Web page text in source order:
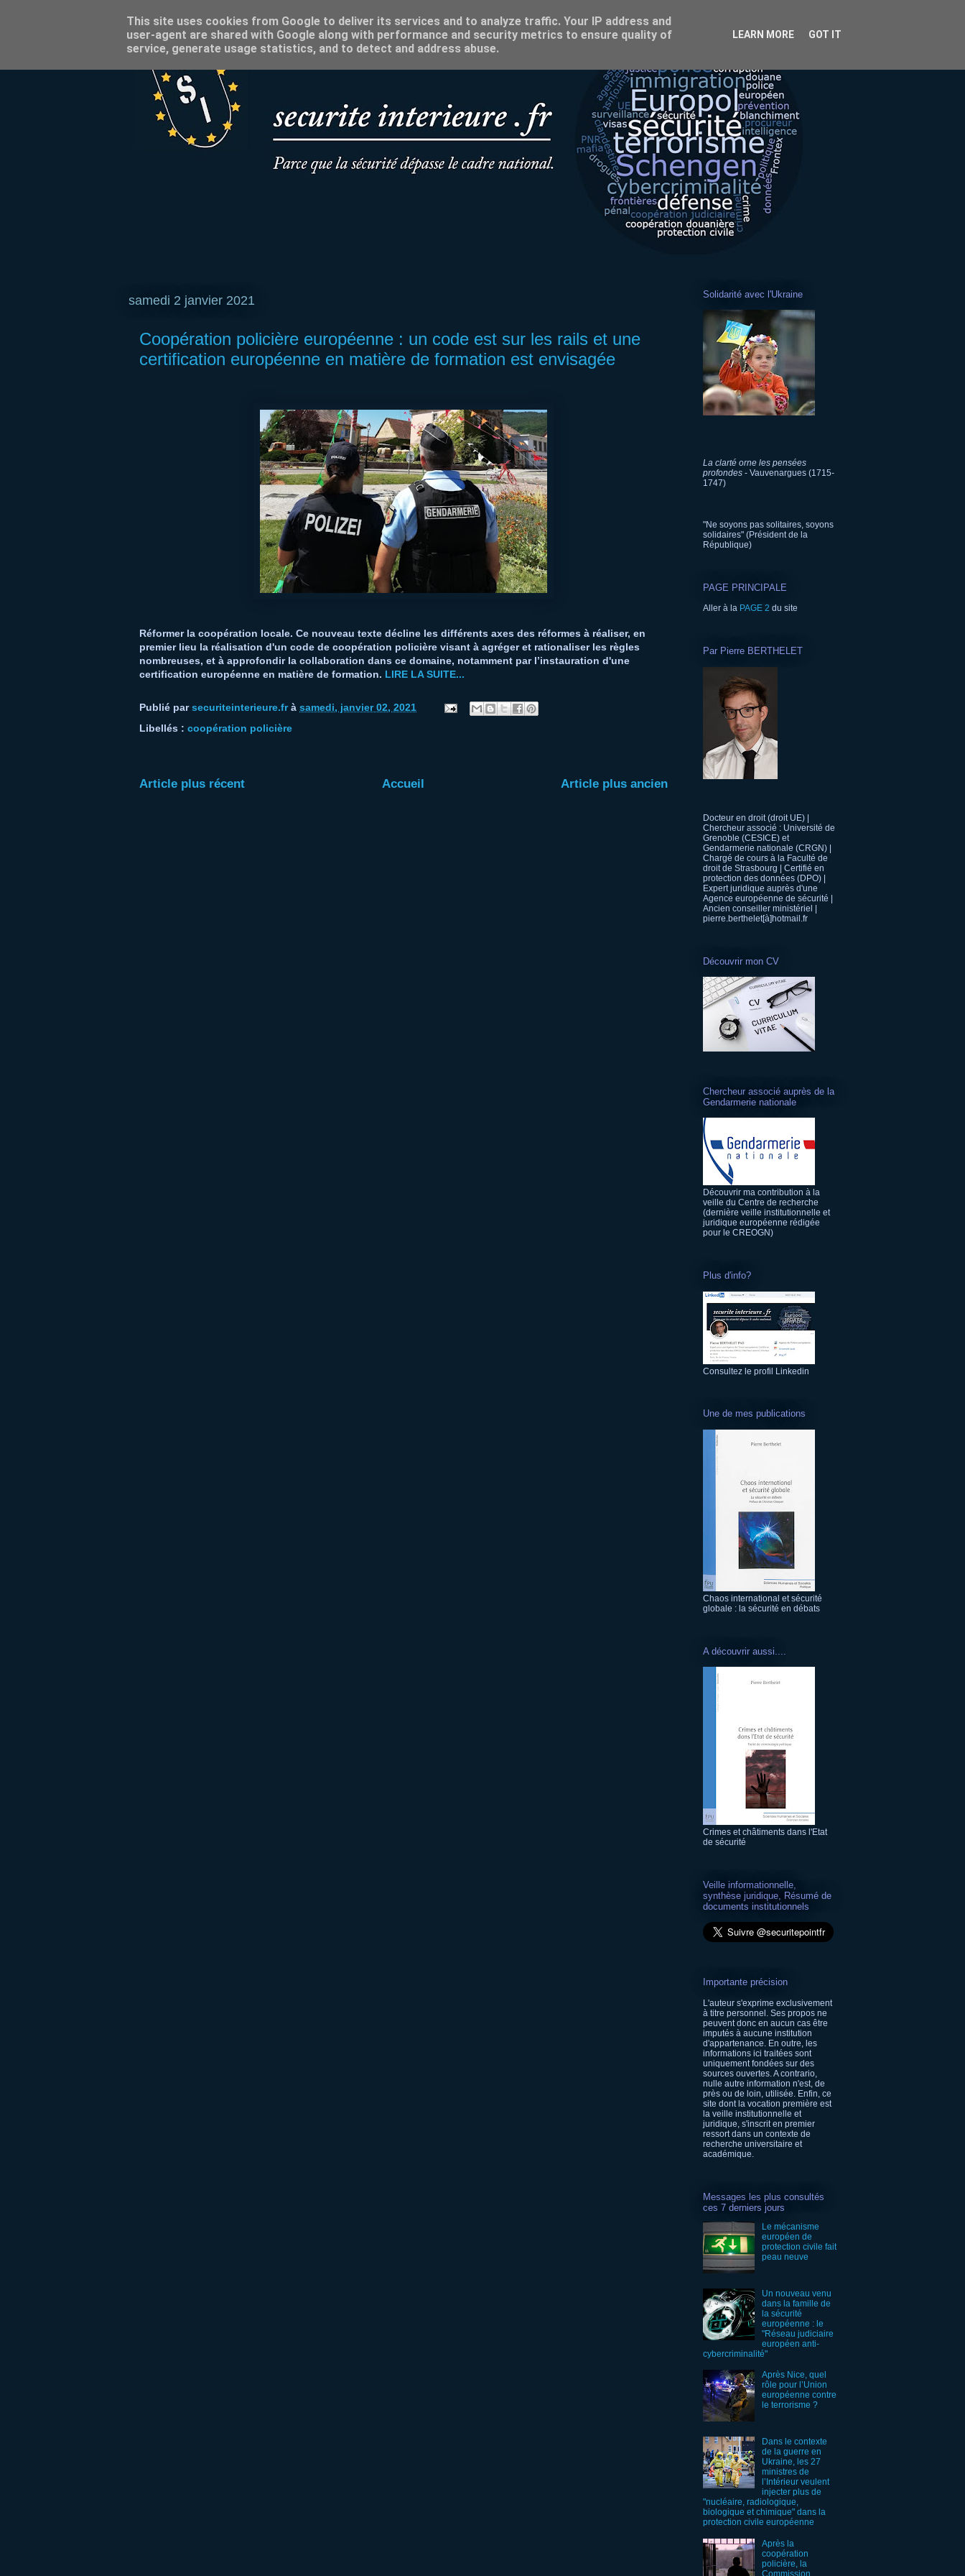
samedi 2 janvier 2021
Coopération policière européenne : un code est sur les rails et une
certification européenne en matière de formation est envisagée
Réformer la coopération locale. Ce nouveau texte décline les différents axes des réformes à réaliser, en
premier lieu la réalisation d'un code de coopération policière visant à agréger et rationaliser les règles
nombreuses, et à approfondir la collaboration dans ce domaine, notamment par l’instauration d'une
certification européenne en matière de formation. LIRE LA SUITE...
Publié parsecuriteinterieure.fr à samedi, janvier 02, 2021
Libellés : coopération policière
Article plus récent Article plus ancien
Accueil
Solidarité avec l'Ukraine
La clarté orne les pensées
profondes - Vauvenargues (1715-
1747)
"Ne soyons pas solitaires, soyons
solidaires" (Président de la
République)
PAGE PRINCIPALE
Aller à la PAGE 2 du site
Par Pierre BERTHELET
Docteur en droit (droit UE) |
Chercheur associé : Université de
Grenoble (CESICE) et
Gendarmerie nationale (CRGN) |
Chargé de cours à la Faculté de
droit de Strasbourg | Certifié en
protection des données (DPO) |
Expert juridique auprès d'une
Agence européenne de sécurité |
Ancien conseiller ministériel |
pierre.berthelet[à]hotmail.fr
Découvrir mon CV
Chercheur associé auprès de la
Gendarmerie nationale
Découvrir ma contribution à la
veille du Centre de recherche
(dernière veille institutionnelle et
juridique européenne rédigée
pour le CREOGN)
Plus d'info?
Consultez le profil Linkedin
Une de mes publications
Chaos international et sécurité
globale : la sécurité en débats
A découvrir aussi....
Crimes et châtiments dans l'Etat
de sécurité
Veille informationnelle,
synthèse juridique, Résumé de
documents institutionnels
Importante précision
L'auteur s'exprime exclusivement
à titre personnel. Ses propos ne
peuvent donc en aucun cas être
imputés à aucune institution
d'appartenance. En outre, les
informations ici traitées sont
uniquement fondées sur des
sources ouvertes. A contrario,
nulle autre information n'est, de
près ou de loin, utilisée. Enfin, ce
site dont la vocation première est
la veille institutionnelle et
juridique, s'inscrit en premier
ressort dans un contexte de
recherche universitaire et
académique.
Messages les plus consultés
ces 7 derniers jours
Le mécanisme
européen de
protection civile fait
peau neuve
Un nouveau venu
dans la famille de
la sécurité
européenne : le
"Réseau judiciaire
européen anti-
cybercriminalité"
Après Nice, quel
rôle pour l’Union
européenne contre
le terrorisme ?
Dans le contexte
de la guerre en
Ukraine, les 27
ministres de
l’Intérieur veulent
injecter plus de
"nucléaire, radiologique,
biologique et chimique" dans la
protection civile européenne
Après la
coopération
policière, la
Commission
This site uses cookies from Google to deliver its services and to analyze traffic. Your IP address and
user-agent are shared with Google along with performance and security metrics to ensure quality of
service, generate usage statistics, and to detect and address abuse.
LEARN MORE GOT IT